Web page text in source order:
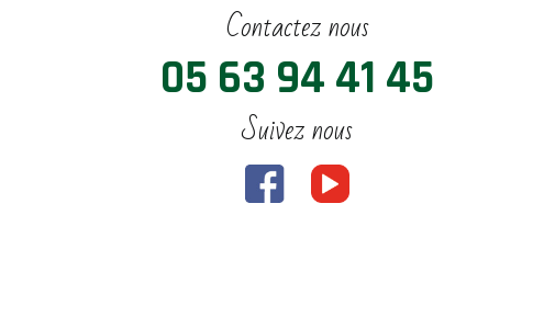
Contactez nous
05 63 94 41 45
Suivez nous